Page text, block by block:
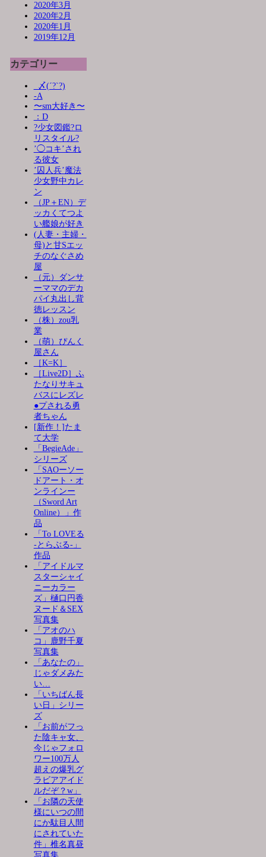
2020年3月
2020年2月
2020年1月
2019年12月
カテゴリー
_〆(´?`?)
-A
〜sm大好き〜
：D
?少女図鑑?ロ
リスタイル?
’◯コキ’され
る彼女
’囚人兵’魔法
少女野中カレ
ン
（JP＋EN）デ
ッカくてつよ
い艦娘が好き
(人妻・主婦・
母)と甘Sエッ
チのなぐさめ
屋
（元）ダンサ
ーママのデカ
パイ丸出し背
徳レッスン
（株）zou乳
業
（萌）ぴんく
屋さん
［K=K］
［Live2D］ふ
たなりサキュ
バスにレズレ
●プされる勇
者ちゃん
[新作！]たま
て大学
「BegieAde」
シリーズ
「SAOーソー
ドアート・オ
ンラインー
（Sword Art
Online）」作
品
「To LOVEる
-とらぶる-」
作品
「アイドルマ
スターシャイ
ニーカラー
ズ」樋口円香
ヌード＆SEX
写真集
「アオのハ
コ」鹿野千夏
写真集
「あなたの」
じゃダメみた
い…
「いちばん長
い日」シリー
ズ
「お前がフっ
た陰キャ女、
今じゃフォロ
ワー100万人
超えの爆乳グ
ラビアアイド
ルだぞ？w」
「お隣の天使
様にいつの間
にか駄目人間
にされていた
件」椎名真昼
写真集